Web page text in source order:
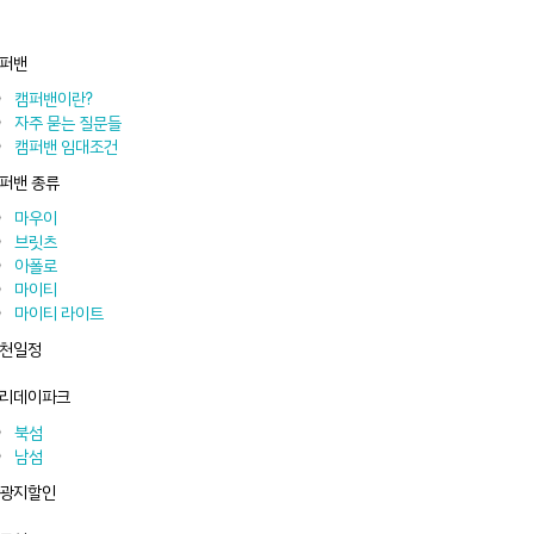
밴
캠퍼밴이란?
자주 묻는 질문들
캠퍼밴 임대조건
밴 종류
마우이
브릿츠
아폴로
마이티
마이티 라이트
일정
데이파크
북섬
남섬
지할인